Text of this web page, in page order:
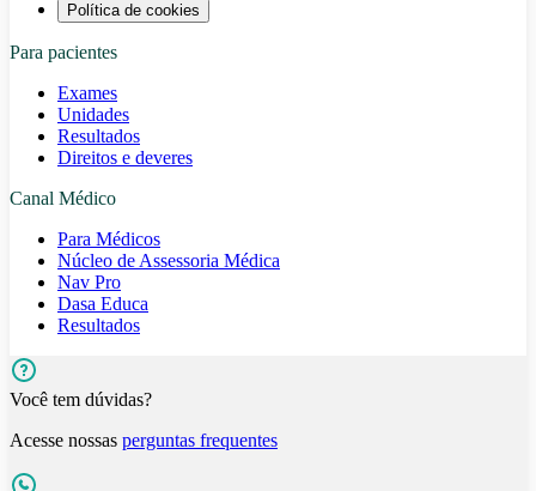
Política de cookies
Para pacientes
Exames
Unidades
Resultados
Direitos e deveres
Canal Médico
Para Médicos
Núcleo de Assessoria Médica
Nav Pro
Dasa Educa
Resultados
Você tem dúvidas?
Acesse nossas perguntas frequentes